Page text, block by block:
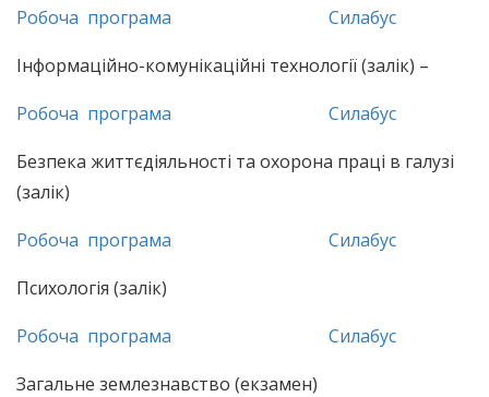
Робоча програма
Силабус
Інформаційно-комунікаційні технології (залік) –
Робоча програма
Силабус
Безпека життєдіяльності та охорона праці в галузі
(залік)
Робоча програма
Силабус
Психологія (залік)
Робоча програма
Силабус
Загальне землезнавство (екзамен)